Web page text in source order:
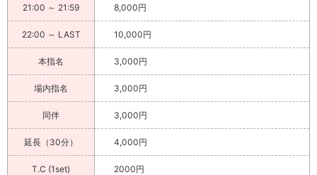
21:00 ～ 21:59 8,000円
22:00 ～ LAST 10,000円
本指名 3,000円
場内指名 3,000円
同伴 3,000円
延長（30分） 4,000円
T.C (1set) 2000円